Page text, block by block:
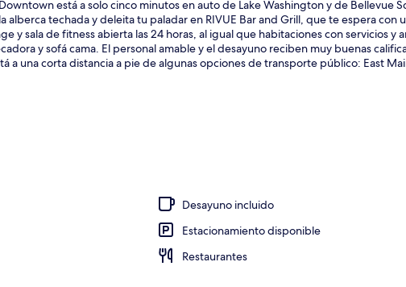
está a solo cinco minutos en auto de Lake Washington y de Bellevue
alberca techada y deleita tu paladar en RIVUE Bar and Grill, que te espera con
y sala de fitness abierta las 24 horas, al igual que habitaciones con servicios y
y sofá cama. El personal amable y el desayuno reciben muy buenas
a una corta distancia a pie de algunas opciones de transporte público: East
Desayuno incluido
Estacionamiento disponible
Restaurantes